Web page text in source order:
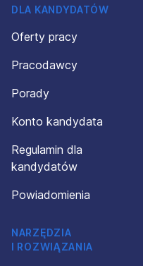
DLA KANDYDATÓW
Oferty pracy
Pracodawcy
Porady
Konto kandydata
Regulamin dla
kandydatów
Powiadomienia
NARZĘDZIA
I ROZWIĄZANIA